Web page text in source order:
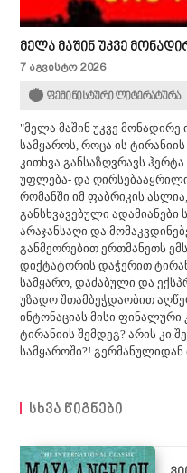
მელა მაშინ უკვე
7 აგვისტო 2026
ფემინისტური ლიტერატურა
"მელა მაშინ უკვე მონადირე
სამყაროს, როცა ის
კითხვა განსაზღვრავს
უფლება- და
რომანში იმ ფაბრიკის
განსხვავებული
არაჯანსაღი და
განმეორებით ერთმანეთს
დიქტატორის დაჭერით
სამყარო, დაძაბული და
უზადო შთამბეჭდაობით
ინტონაციას მისი ფინალური
ტირანიის შემდეგ? არის კი
სამყაროში?!
სხვა წიგნები